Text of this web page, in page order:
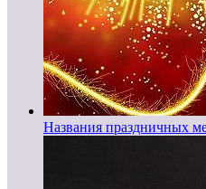
Названия праздничных